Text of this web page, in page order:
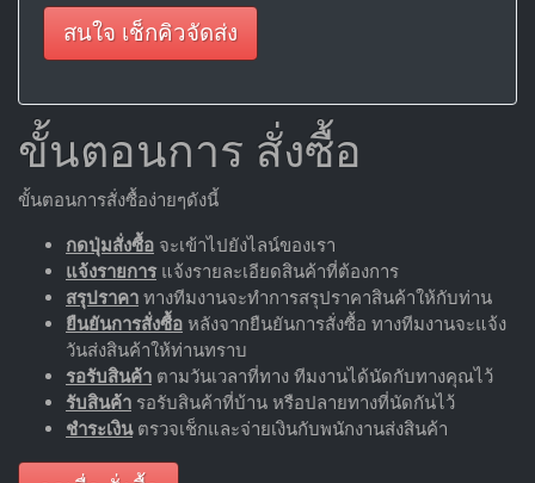
สนใจ เช็กคิวจัดส่ง
ขั้นตอนการ สั่งซื้อ
ขั้นตอนการสั่งซื้อง่ายๆดังนี้
กดปุ่มสั่งซื้อ จะเข้าไปยังไลน์ของเรา
แจ้งรายการแจ้งรายละเอียดสินค้าที่ต้องการ
สรุปราคา ทางทีมงานจะทำการสรุปราคาสินค้าให้กับท่าน
ยืนยันการสั่งซื้อ หลังจากยืนยันการสั่งซื้อ ทางทีมงานจะแจ้ง
วันส่งสินค้าให้ท่านทราบ
รอรับสินค้า ตามวันเวลาที่ทาง ทีมงานได้นัดกับทางคุณไว้
รับสินค้า รอรับสินค้าที่บ้าน หรือปลายทางที่นัดกันไว้
ชำระเงินตรวจเช็กและจ่ายเงินกับพนักงานส่งสินค้า